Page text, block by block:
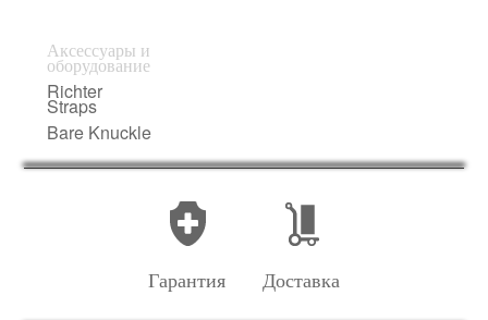
Аксессуары и
оборудование
Richter
Straps
Bare Knuckle
Гарантия Доставка